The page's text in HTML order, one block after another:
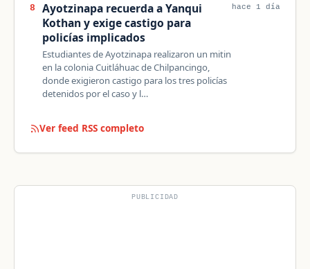
8
Ayotzinapa recuerda a Yanqui
Kothan y exige castigo para
policías implicados
Estudiantes de Ayotzinapa realizaron un mitin
en la colonia Cuitláhuac de Chilpancingo,
donde exigieron castigo para los tres policías
detenidos por el caso y l…
hace 1 día
Ver feed RSS completo
PUBLICIDAD